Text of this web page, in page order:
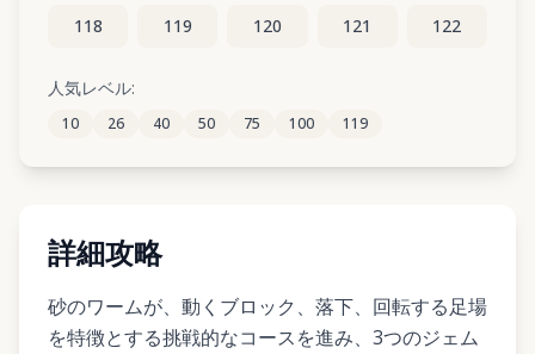
118 119 120 121 122
123
128 129 130 131
人気レベル:
10 26 40 50 75 100 119
詳細攻略
砂のワームが、動くブロック、落下、回転する足場
を特徴とする挑戦的なコースを進み、3つのジェム